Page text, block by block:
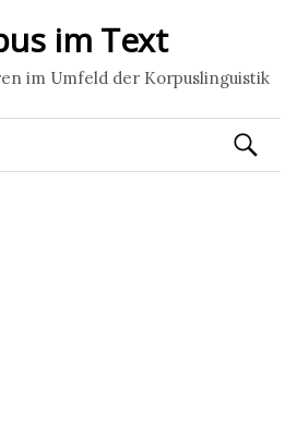
im Text
im Umfeld der Korpuslinguistik
Suchen
nach: